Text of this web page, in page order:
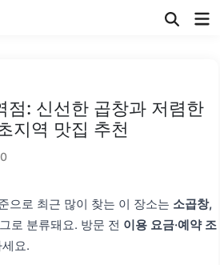
점: 신선한 곱창과 저렴한
지역 맛집 추천
0
으로 최근 많이 찾는 이 장소는 소곱창,
로 분류돼요. 방문 전 이용 요금·예약 조
요.